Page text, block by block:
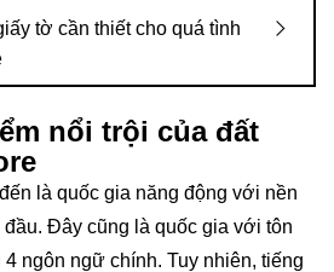
tờ cần thiết cho quá tình
nổi trội của đất
là quốc gia năng động với nền
đầu. Đây cũng là quốc gia với tôn
ngôn ngữ chính. Tuy nhiên, tiếng